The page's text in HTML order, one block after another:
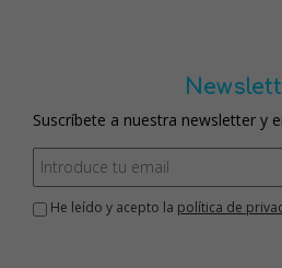
Suscríbete a nuestra newsletter y
He leído y acepto la política de